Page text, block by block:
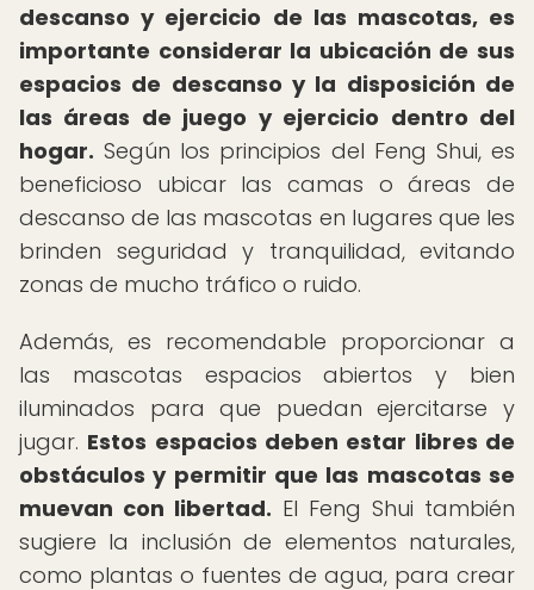
descanso y ejercicio de las mascotas, es
importante considerar la ubicación de sus
espacios de descanso y la disposición de
las áreas de juego y ejercicio dentro del
hogar. Según los principios del Feng Shui, es
beneficioso ubicar las camas o áreas de
descanso de las mascotas en lugares que les
brinden seguridad y tranquilidad, evitando
zonas de mucho tráfico o ruido.
Además, es recomendable proporcionar a
las mascotas espacios abiertos y bien
iluminados para que puedan ejercitarse y
jugar. Estos espacios deben estar libres de
obstáculos y permitir que las mascotas se
muevan con libertad. El Feng Shui también
sugiere la inclusión de elementos naturales,
como plantas o fuentes de agua, para crear